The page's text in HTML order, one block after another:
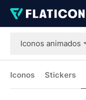
Iconos animados
Iconos Stickers